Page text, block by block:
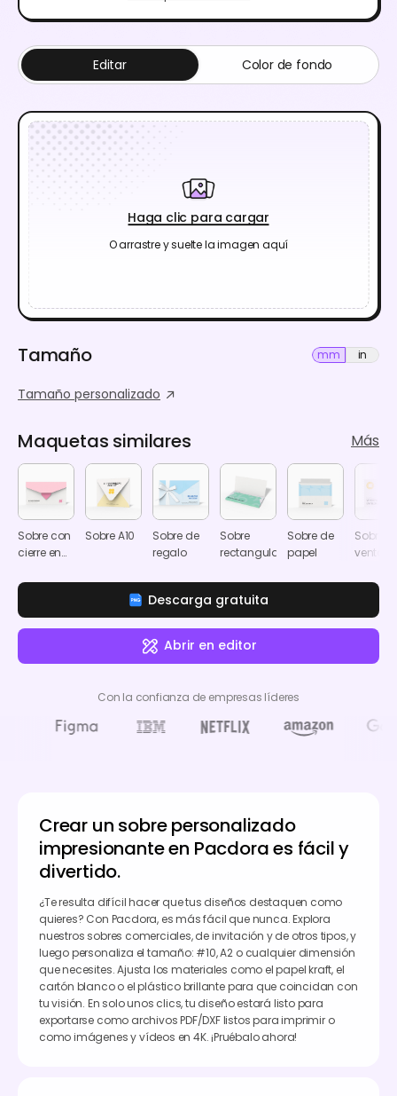
Haga clic para cargar
O arrastre y suelte la imagen aquí
Editar Color de fondo
Tamaño mm in
Tamaño personalizado
Maquetas similares Más
Sobre con
cierre en
corazón
Sobre A10
Sobre de
regalo
Sobre
rectangular
Sobre de
papel
Sobre
Descarga gratuita
Abrir en editor
Con la confianza de empresas líderes
Crear un sobre personalizado
impresionante en Pacdora es fácil y
divertido.
¿Te resulta difícil hacer que tus diseños destaquen como
quieres? Con Pacdora, es más fácil que nunca. Explora
nuestros sobres comerciales, de invitación y de otros tipos, y
luego personaliza el tamaño: #10, A2 o cualquier dimensión
que necesites. Ajusta los materiales como el papel kraft, el
cartón blanco o el plástico brillante para que coincidan con
tu visión. En solo unos clics, tu diseño estará listo para
exportarse como archivos PDF/DXF listos para imprimir o
como imágenes y vídeos en 4K. ¡Pruébalo ahora!